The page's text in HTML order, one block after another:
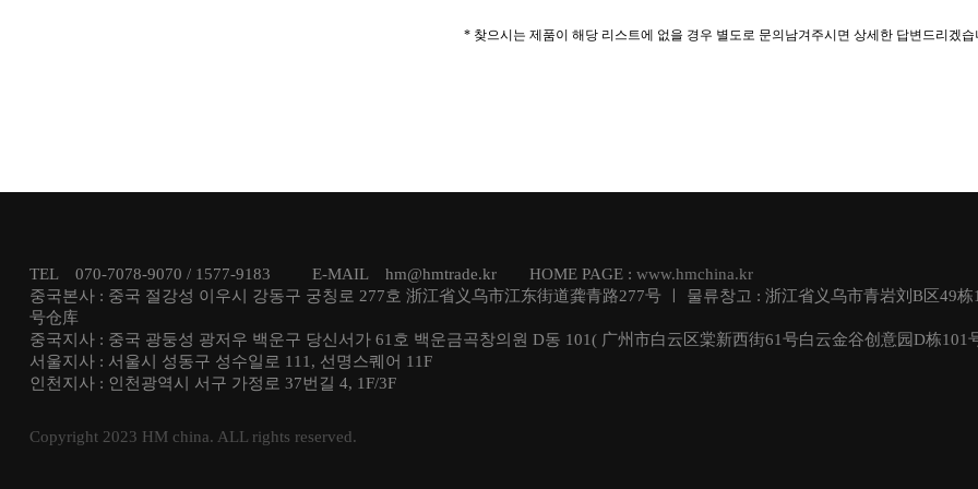
* 찾으시는 제품이 해당 리스트에 없을 경우 별도로 문의남겨주시면 상세한 답변드리겠습
TEL 070-7078-9070 / 1577-9183 E-MAIL hm@hmtrade.kr HOME PAGE : www.hmchina.kr
중국본사 : 중국 절강성 이우시 강동구 궁칭로 277호 浙江省义乌市江东街道龚青路277号 ㅣ 물류창고 : 浙江省义乌市青岩刘B区49栋
号仓库
중국지사 : 중국 광둥성 광저우 백운구 당신서가 61호 백운금곡창의원 D동 101( 广州市白云区棠新西街61号白云金谷创意园D栋101
서울지사 : 서울시 성동구 성수일로 111, 선명스퀘어 11F
인천지사 : 인천광역시 서구 가정로 37번길 4, 1F/3F
Copyright 2023 HM china. ALL rights reserved.